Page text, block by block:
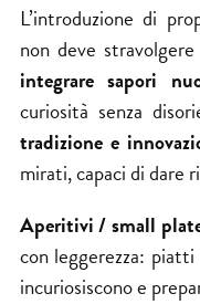
L’introduzione di
non deve stravolgere
integrare sapori
curiosità senza
tradizione e
mirati, capaci di dare
Aperitivi / small
con leggerezza:
incuriosiscono e